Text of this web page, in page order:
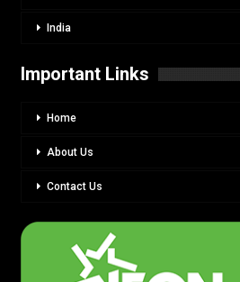
India
Important Links
Home
About Us
Contact Us